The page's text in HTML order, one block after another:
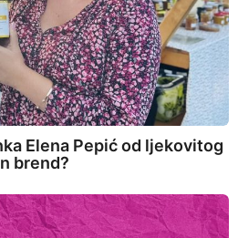
Elena Pepić od ljekovitog
brend?